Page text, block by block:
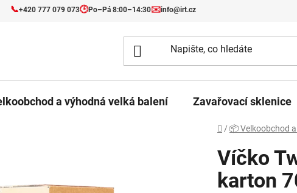
📞+420 777 079 073🕒Po–Pá 8:00–14:30✉️info@irt.cz
a výhodná velká balení Zavařovací sklenice
Domů
/ 📦 Velkoobchod
Víčko
karton